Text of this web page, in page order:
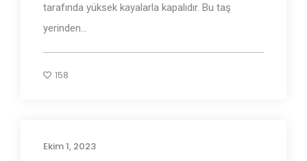
tarafında yüksek kayalarla kapalıdır. Bu taş
yerinden...
158
Ekim 1, 2023